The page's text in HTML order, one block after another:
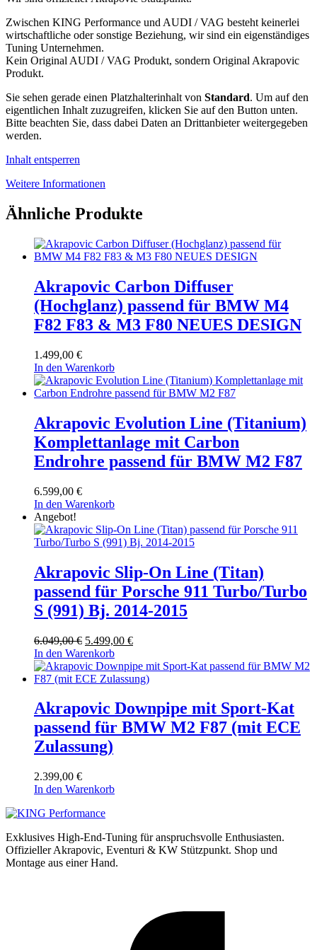
Zwischen KING Performance und AUDI / VAG besteht keinerlei
wirtschaftliche oder sonstige Beziehung, wir sind ein eigenständiges
Tuning Unternehmen.
Kein Original AUDI / VAG Produkt, sondern Original Akrapovic
Produkt.
Sie sehen gerade einen Platzhalterinhalt von Standard. Um auf den
eigentlichen Inhalt zuzugreifen, klicken Sie auf den Button unten.
Bitte beachten Sie, dass dabei Daten an Drittanbieter weitergegeben
werden.
Inhalt entsperren
Weitere Informationen
Ähnliche Produkte
Akrapovic Carbon Diffuser
(Hochglanz) passend für BMW M4
F82 F83 & M3 F80 NEUES DESIGN
1.499,00 €
In den Warenkorb
Akrapovic Evolution Line (Titanium)
Komplettanlage mit Carbon
Endrohre passend für BMW M2 F87
6.599,00 €
In den Warenkorb
Angebot!
Akrapovic Slip-On Line (Titan)
passend für Porsche 911 Turbo/Turbo
S (991) Bj. 2014-2015
6.049,00€ Ursprünglicher
Preis
war:
6.049,00 €
5.499,00 €Aktueller
ist:
5.499,00 €.
In den Warenkorb
Akrapovic Downpipe mit Sport-Kat
passend für BMW M2 F87 (mit ECE
Zulassung)
2.399,00 €
In den Warenkorb
Exklusives High-End-Tuning für anspruchsvolle Enthusiasten.
Offizieller Akrapovic, Eventuri & KW Stützpunkt. Shop und
Montage aus einer Hand.